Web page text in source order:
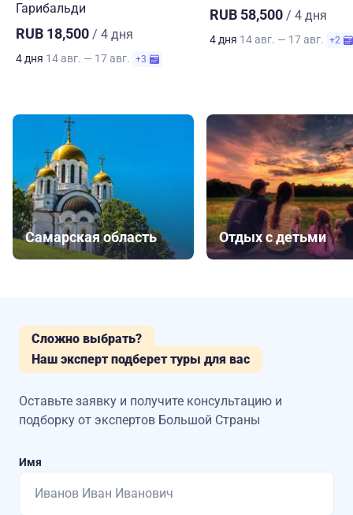
Гарибальди
RUB 18,500 / 4 дня
4 дня 14 авг. — 17 авг. +3
RUB 58,500 / 4 дня
4 дня 14 авг. — 17 авг. +2
Самарская область Отдых с детьми
Сложно выбрать?
Наш эксперт подберет туры для вас
Оставьте заявку и получите консультацию и
подборку от экспертов Большой Страны
Имя